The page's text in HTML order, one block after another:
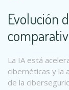
Evolución
La IA está
cibernéticas y la
de la